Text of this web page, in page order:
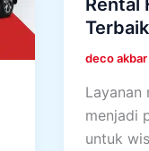
Rental
deco
Layanan
menjadi
untuk